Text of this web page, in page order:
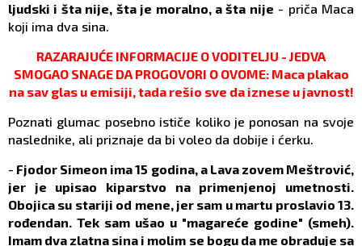
ljudski i šta nije, šta je moralno, a šta nije - priča Maca
koji ima dva sina.
RAZARAJUĆE INFORMACIJE O VODITELJU - JEDVA
SMOGAO SNAGE DA PROGOVORI O OVOME: Maca plakao
na sav glas u emisiji, tada rešio sve da iznese u javnost!
Poznati glumac posebno ističe koliko je ponosan na svoje
naslednike, ali priznaje da bi voleo da dobije i ćerku.
- Fjodor Simeon ima 15 godina, a Lava zovem Meštrović,
jer je upisao kiparstvo na primenjenoj umetnosti.
Obojica su stariji od mene, jer sam u martu proslavio 13.
rođendan. Tek sam ušao u "magareće godine" (smeh).
Imam dva zlatna sina i molim se bogu da me obraduje sa